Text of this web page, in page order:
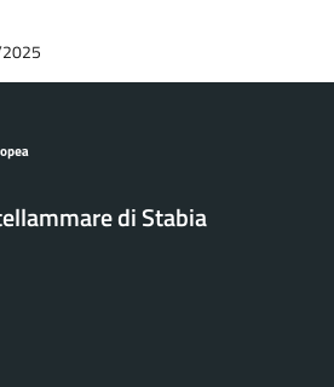
di Stabia